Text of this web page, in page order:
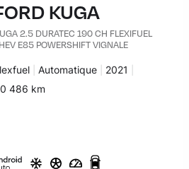
KUGA
2.5 DURATEC 190 CH FLEXIFUEL
E85 POWERSHIFT VIGNALE
:
Transmission :
Automatique Années :
2021
:
486 km